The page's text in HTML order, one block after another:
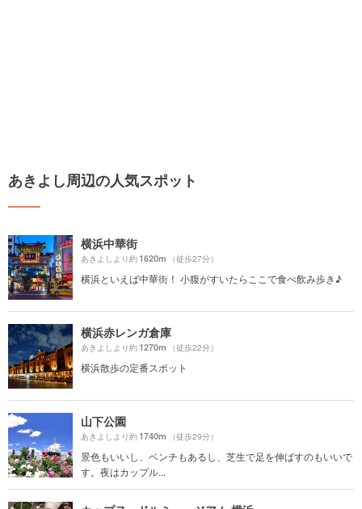
あきよし周辺の人気スポット
横浜中華街
あきよしより約1620m （徒歩27分）
横浜といえば中華街！ 小腹がすいたらここで食べ飲み歩き♪
横浜赤レンガ倉庫
あきよしより約1270m （徒歩22分）
横浜散歩の定番スポット
山下公園
あきよしより約1740m （徒歩29分）
景色もいいし、ベンチもあるし、芝生で足を伸ばすのもいいで
す。夜はカップル...